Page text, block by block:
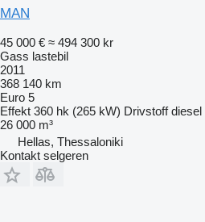
MAN
45 000 € ≈ 494 300 kr
Gass lastebil
2011
368 140 km
Euro 5
Effekt 360 hk (265 kW) Drivstoff diesel
26 000 m³
Hellas, Thessaloniki
Kontakt selgeren